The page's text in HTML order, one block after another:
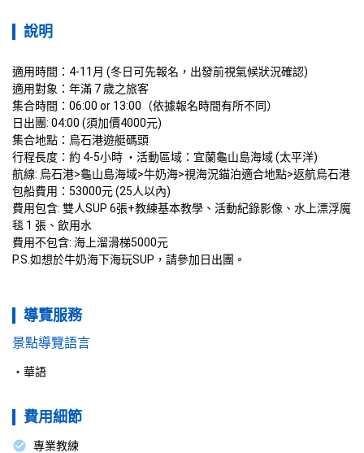
說明
適用時間：4-11月 (冬日可先報名，出發前視氣候狀況確認)
適用對象：年滿 7 歲之旅客
集合時間：06:00 or 13:00（依據報名時間有所不同）
日出團: 04:00 (須加價4000元)
集合地點：烏石港遊艇碼頭
行程長度：約 4-5小時 ・活動區域：宜蘭龜山島海域 (太平洋)
航線: 烏石港>龜山島海域>牛奶海>視海況錨泊適合地點>返航烏石港
包船費用：53000元 (25人以內)
費用包含: 雙人SUP 6張+教練基本教學、活動紀錄影像、水上漂浮魔
毯 1 張、飲用水
費用不包含: 海上溜滑梯5000元
P.S.如想於牛奶海下海玩SUP，請參加日出團。
導覽服務
景點導覽語言
華語
費用細節
專業教練